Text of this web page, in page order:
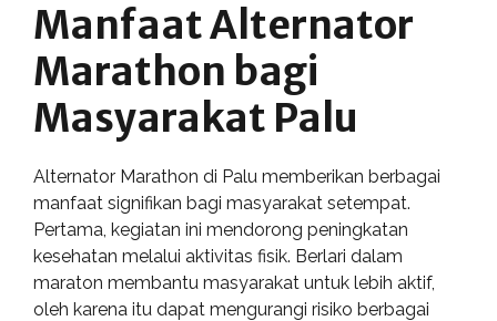
Manfaat Alternator
Marathon bagi
Masyarakat Palu
Alternator Marathon di Palu memberikan berbagai
manfaat signifikan bagi masyarakat setempat.
Pertama, kegiatan ini mendorong peningkatan
kesehatan melalui aktivitas fisik. Berlari dalam
maraton membantu masyarakat untuk lebih aktif,
oleh karena itu dapat mengurangi risiko berbagai